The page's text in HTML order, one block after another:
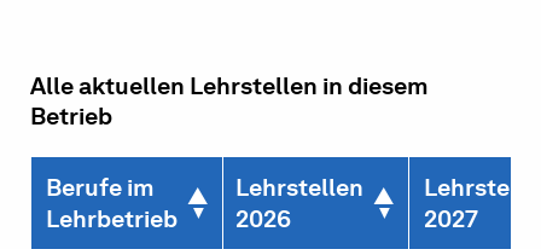
Alle aktuellen Lehrstellen in diesem
Betrieb
Berufe im
Lehrbetrieb
Lehrstellen
2026
2027